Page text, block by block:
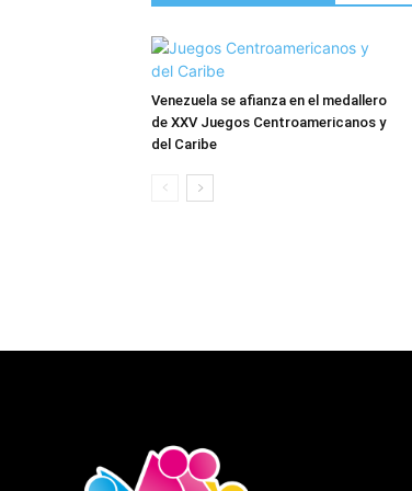
Venezuela se afianza en el medallero
de XXV Juegos Centroamericanos y
del Caribe